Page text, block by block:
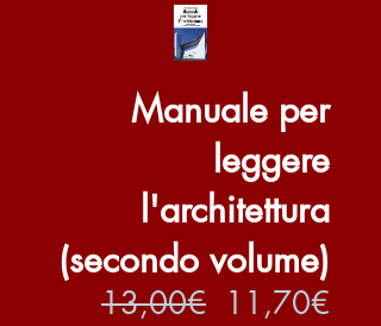
Manuale per
leggere
l'architettura
(secondo volume)
13,00€ Prezzo
11,70€